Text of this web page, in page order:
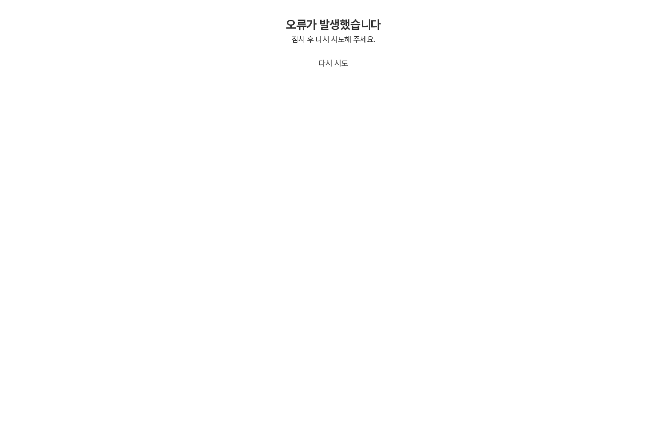
오류가 발생했습니다
잠시 후 다시 시도해 주세요.
다시 시도